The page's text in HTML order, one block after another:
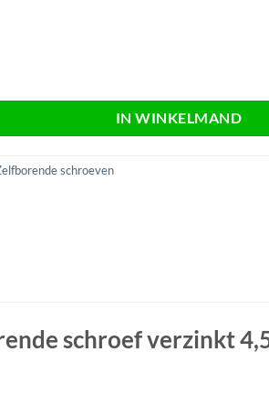
IN WINKELMAND
schroeven
schroef verzinkt